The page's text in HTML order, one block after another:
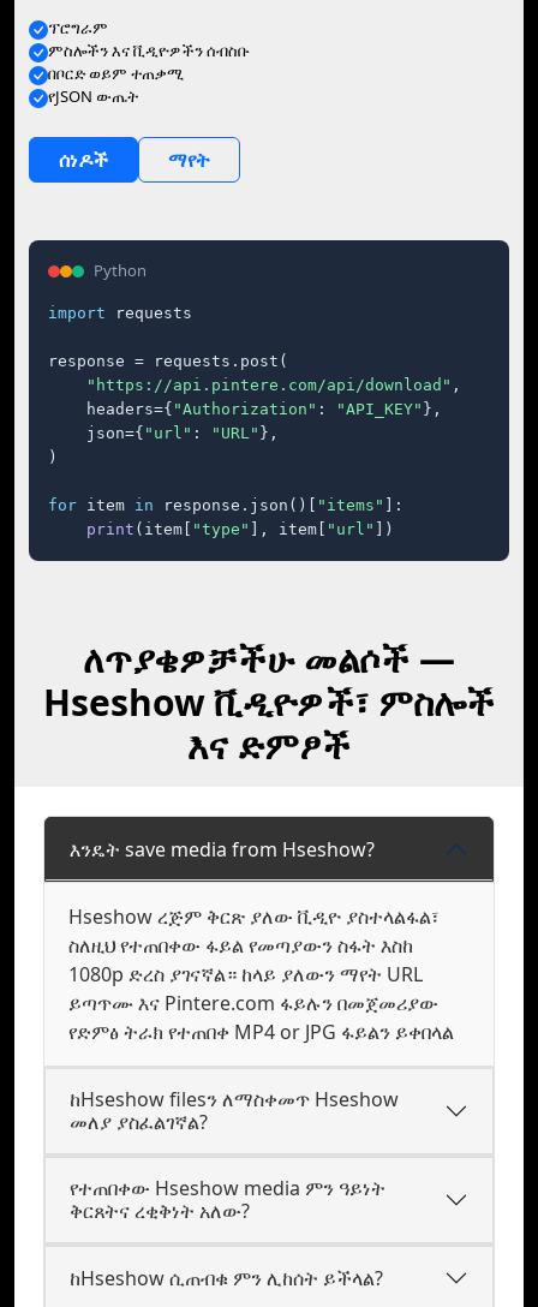
ፕሮግራም
ምስሎችን እና ቪዲዮዎችን ሰብስቡ
በቦርድ ወይም ተጠቃሚ
የJSON ውጤት
ሰነዶች ማየት
Python
import requests
response = requests.post(
"https://api.pintere.com/api/download" ,
    headers={
"Authorization" : "API_KEY" },
    json={
"url" : "URL" },
)
for item in response.json()[ "items"
]:
print (item[ "type" ], item[ "url" ])
ለጥያቄዎቻችሁ መልሶች —
Hseshow ቪዲዮዎች፣ ምስሎች
እና ድምፆች
እንዴት save media from Hseshow?
Hseshow ረጅም ቅርጽ ያለው ቪዲዮ ያስተላልፋል፣
ስለዚህ የተጠበቀው ፋይል የመጣያውን ስፋት እስከ
1080p ድረስ ያገናኛል። ከላይ ያለውን ማየት URL
ይጣጥሙ እና Pintere.com ፋይሉን በመጀመሪያው
የድምፅ ትራክ የተጠበቀ MP4 or JPG ፋይልን ይቀበላል
ከHseshow filesን ለማስቀመጥ Hseshow
መለያ ያስፈልገኛል?
የተጠበቀው Hseshow media ምን ዓይነት
ቅርጸትና ረቂቅነት አለው?
ከHseshow ሲጠብቁ ምን ሊከሰት ይችላል?